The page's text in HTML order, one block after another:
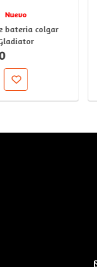
Nuevo
bateria colgar